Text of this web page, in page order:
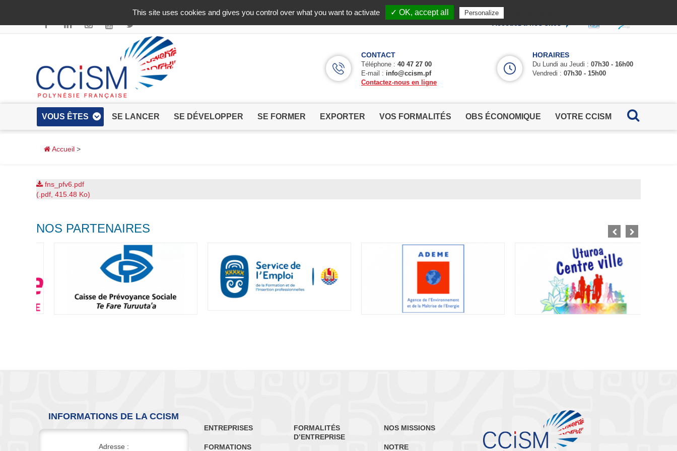
✓ Allow
CONTACT
Téléphone : 40 47 27 00
E-mail : info@ccism.pf
Contactez-nous en ligne
HORAIRES
Du Lundi au Jeudi : 07h30 - 16h00
Vendredi : 07h30 - 15h00
VOUS ÊTES SE LANCER SE DÉVELOPPER SE FORMER EXPORTER VOS FORMALITÉS OBS ÉCONOMIQUE VOTRE CCISM
Accueil >
fns_pfv6.pdf
(.pdf, 415.48 Ko)
NOS PARTENAIRES
INFORMATIONS DE LA CCISM
Adresse :
ENTREPRISES
FORMATIONS
FORMALITÉS
D’ENTREPRISE
NOS MISSIONS
NOTRE
This site uses cookies and gives you control over what you want to activate ✓ OK, accept all Personalize